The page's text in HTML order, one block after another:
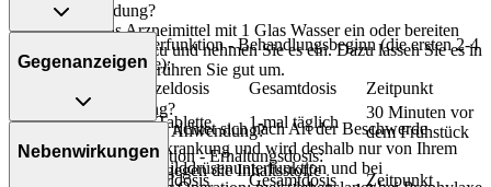
Art der Anwendung?
Nehmen Sie das Arzneimittel mit 1 Glas Wasser ein oder bereiten
Sie das Arzneimittel zu und nehmen Sie es ein. Dazu lassen Sie es in
Wasser zerfallen und rühren Sie gut um.
Dauer der Anwendung?
Die Anwendungsdauer richtet sich nach Art der Beschwerde
und/oder Dauer der Erkrankung und wird deshalb nur von Ihrem
Arzt bestimmt. Bei Schilddrüsenunterfunktion und bei
Bei Schilddrüsenunterfunktion - Behandlungsbeginn (die ersten 2-4
Wochen der Therapie):
Einzeldosis Gesamtdosis
Zeitpunkt
Erwachsene
1/2 Tablette 1-mal täglich
30 Minuten vor
dem Frühstück
Schilddrüsenunterfunktion - Erhaltungsdosis:
Einzeldosis Gesamtdosis
Zeitpunkt
Gegenanzeigen
Was spricht gegen eine Anwendung?
- Überempfindlichkeit gegen die Inhaltsstoffe
Nebenwirkungen